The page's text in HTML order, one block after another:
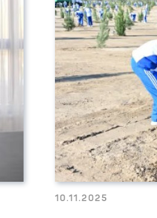
10.11.2025